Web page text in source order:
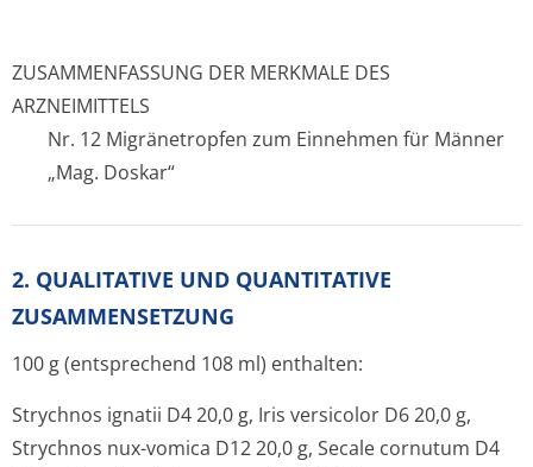
ZUSAMMENFASSUNG DER MERKMALE DES
ARZNEIMITTELS
Nr. 12 Migränetropfen zum Einnehmen für Männer
„Mag. Doskar“
2. QUALITATIVE UND QUANTITATIVE
ZUSAMMENSETZUNG
100 g (entsprechend 108 ml) enthalten:
Strychnos ignatii D4 20,0 g, Iris versicolor D6 20,0 g,
Strychnos nux-vomica D12 20,0 g, Secale cornutum D4